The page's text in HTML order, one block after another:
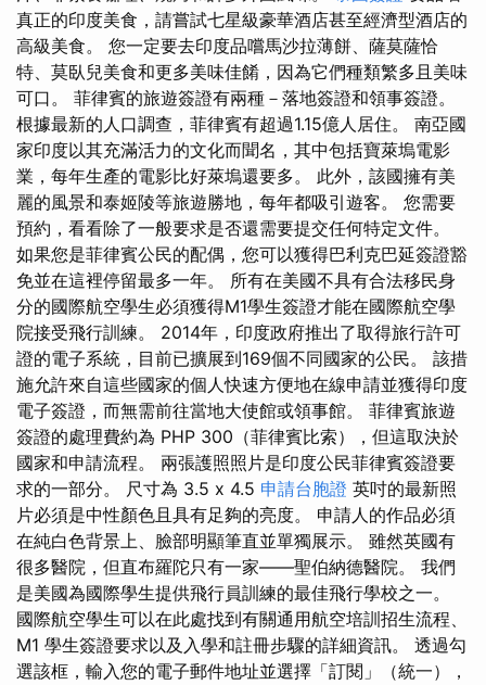
真正的印度美食，請嘗試七星級豪華酒店甚至經濟型酒店的
高級美食。 您一定要去印度品嚐馬沙拉薄餅、薩莫薩恰
特、莫臥兒美食和更多美味佳餚，因為它們種類繁多且美味
可口。 菲律賓的旅遊簽證有兩種－落地簽證和領事簽證。
根據最新的人口調查，菲律賓有超過1.15億人居住。 南亞國
家印度以其充滿活力的文化而聞名，其中包括寶萊塢電影
業，每年生產的電影比好萊塢還要多。 此外，該國擁有美
麗的風景和泰姬陵等旅遊勝地，每年都吸引遊客。 您需要
預約，看看除了一般要求是否還需要提交任何特定文件。
如果您是菲律賓公民的配偶，您可以獲得巴利克巴延簽證豁
免並在這裡停留最多一年。 所有在美國不具有合法移民身
分的國際航空學生必須獲得M1學生簽證才能在國際航空學
院接受飛行訓練。 2014年，印度政府推出了取得旅行許可
證的電子系統，目前已擴展到169個不同國家的公民。 該措
施允許來自這些國家的個人快速方便地在線申請並獲得印度
電子簽證，而無需前往當地大使館或領事館。 菲律賓旅遊
簽證的處理費約為 PHP 300（菲律賓比索），但這取決於
國家和申請流程。 兩張護照照片是印度公民菲律賓簽證要
求的一部分。 尺寸為 3.5 x 4.5 申請台胞證 英吋的最新照
片必須是中性顏色且具有足夠的亮度。 申請人的作品必須
在純白色背景上、臉部明顯筆直並單獨展示。 雖然英國有
很多醫院，但直布羅陀只有一家——聖伯納德醫院。 我們
是美國為國際學生提供飛行員訓練的最佳飛行學校之一。
國際航空學生可以在此處找到有關通用航空培訓招生流程、
M1 學生簽證要求以及入學和註冊步驟的詳細資訊。 透過勾
選該框，輸入您的電子郵件地址並選擇「訂閱」（統一），